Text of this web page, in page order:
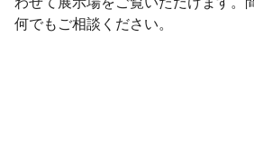
何でもご相談ください。